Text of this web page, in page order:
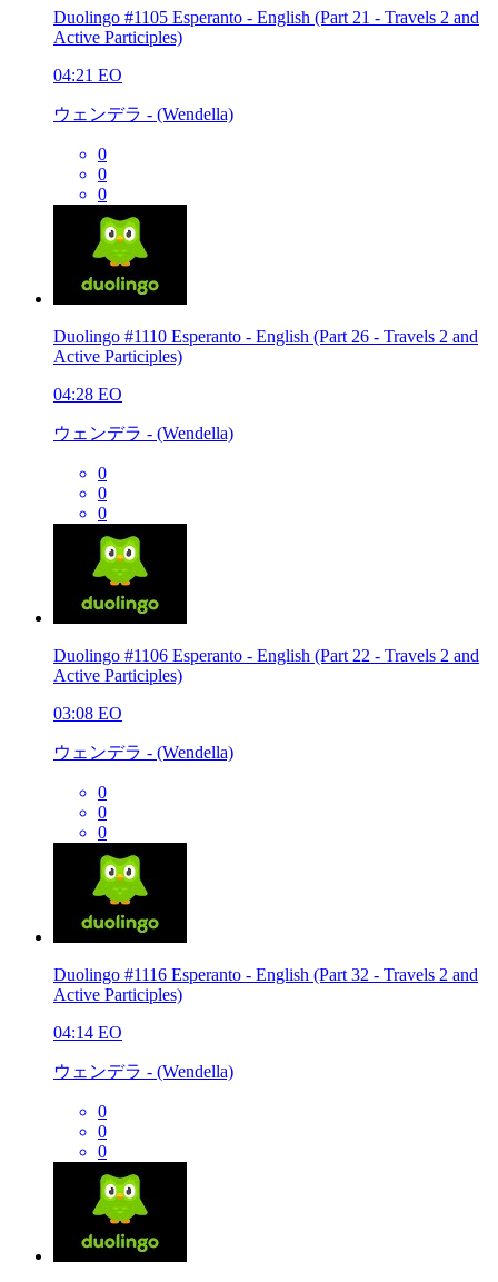
Duolingo #1105 Esperanto - English (Part 21 - Travels 2 and
Active Participles)
04:21 EO
ウェンデラ - (Wendella)
0
0
0
Duolingo #1110 Esperanto - English (Part 26 - Travels 2 and
Active Participles)
04:28 EO
ウェンデラ - (Wendella)
0
0
0
Duolingo #1106 Esperanto - English (Part 22 - Travels 2 and
Active Participles)
03:08 EO
ウェンデラ - (Wendella)
0
0
0
Duolingo #1116 Esperanto - English (Part 32 - Travels 2 and
Active Participles)
04:14 EO
ウェンデラ - (Wendella)
0
0
0